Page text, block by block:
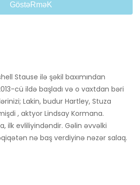
GöstəRməK
Stause ilə şəkil baxımından
cü ildə başladı və o vaxtdan bəri
Lakin, budur Hartley, Stuza
, aktyor Lindsay Kormana.
ilk evliliyindəndir. Gəlin əvvəlki
nə baş verdiyinə nəzər salaq.